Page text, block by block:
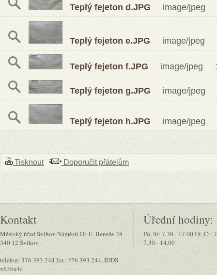
Teplý fejeton d.JPG image/jpeg
Teplý fejeton e.JPG image/jpeg
Teplý fejeton f.JPG image/jpeg
Teplý fejeton g.JPG image/jpeg
Teplý fejeton h.JPG image/jpeg
Tisknout Doporučit přátelům
Kontakt
Městský úřad Švihov Náměstí Dr. E. Beneše 38
340 12 Švihov
telefon: 376 393 244 fax: 376 393 244, IDDS
x63ba4c
Úřední hodiny:
Po, St: 7.30 - 17.00 Út, Čt:
7.30 - 14.00